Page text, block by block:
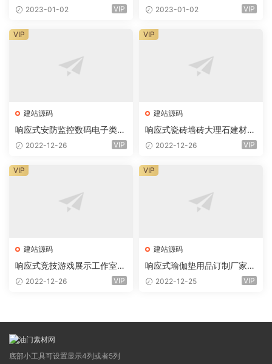
端+教程
2023-01-02 VIP
统商业专业版小程序+前端
2023-01-02 VIP
建站源码
响应式安防监控数码电子类企
业网站eyoucms易优模板(pc
2022-12-26 VIP
VIP
建站源码
响应式瓷砖墙砖大理石建材类
网站eyoucms易优模板(pc+
2022-12-26 VIP
VIP
建站源码
响应式竞技游戏展示工作室网
站eyoucms易优模板(pc+wa
2022-12-26 VIP
VIP
建站源码
响应式瑜伽垫用品订制厂家网
站eyoucms易优模板(pc+wa
2022-12-25 VIP
VIP
底部小工具可设置显示4列或者5列